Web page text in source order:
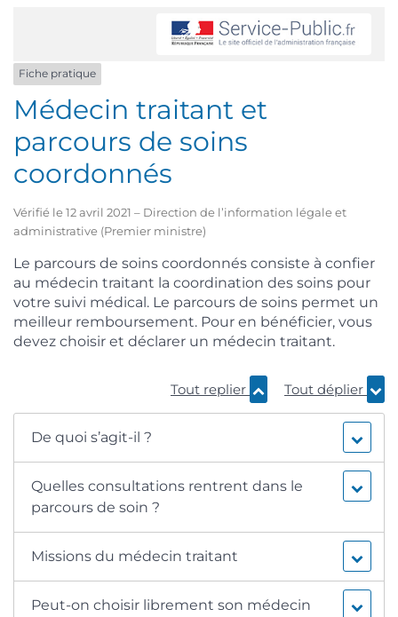
Fiche pratique
Médecin traitant et
parcours de soins
coordonnés
Vérifié le 12 avril 2021 – Direction de l’information légale et
administrative (Premier ministre)
Le parcours de soins coordonnés consiste à confier
au médecin traitant la coordination des soins pour
votre suivi médical. Le parcours de soins permet un
meilleur remboursement. Pour en bénéficier, vous
devez choisir et déclarer un médecin traitant.
Tout replier Tout déplier
De quoi s’agit-il ?
Quelles consultations rentrent dans le
parcours de soin ?
Missions du médecin traitant
Peut-on choisir librement son médecin